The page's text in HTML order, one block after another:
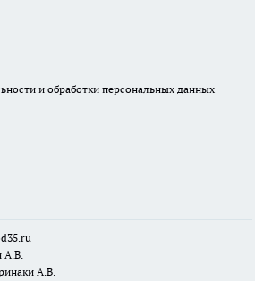
и обработки персональных данных
u
А.В.
А.В.